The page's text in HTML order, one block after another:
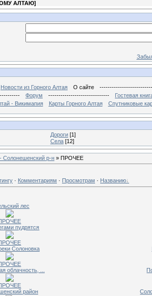
АЛТАЮ]
Новости из Горного Алтая О сайте
Форум ------------------------------
Гостевая
- Викимапия
Карты Горного Алтая Спутниковые
Дороги [1]
Села [12]
Солонешенский р-н » ПРОЧЕЕ
· Комментариям · Просмотрам · Названию
лес
пудрятся
Солоновка
облачность, ...
район